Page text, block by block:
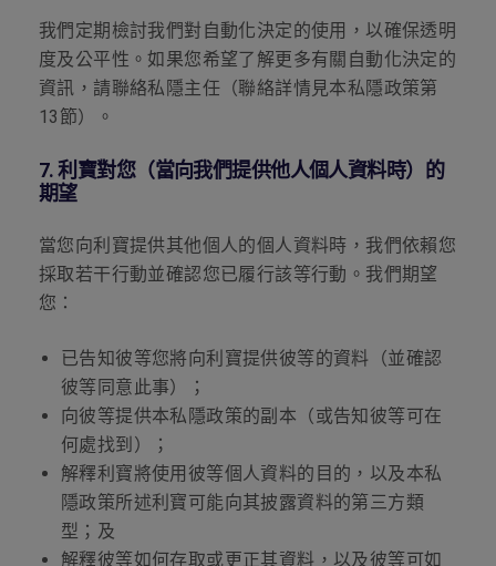
我們定期檢討我們對自動化決定的使用，以確保透明
度及公平性。如果您希望了解更多有關自動化決定的
資訊，請聯絡私隱主任（聯絡詳情見本私隱政策第
13 節）。
7.利寶對您（當向我們提供他人個人資料時）的
期望
當您向利寶提供其他個人的個人資料時，我們依賴您
採取若干行動並確認您已履行該等行動。我們期望
您：
已告知彼等您將向利寶提供彼等的資料（並確認
彼等同意此事）；
向彼等提供本私隱政策的副本（或告知彼等可在
何處找到）；
解釋利寶將使用彼等個人資料的目的，以及本私
隱政策所述利寶可能向其披露資料的第三方類
型；及
解釋彼等如何存取或更正其資料，以及彼等可如